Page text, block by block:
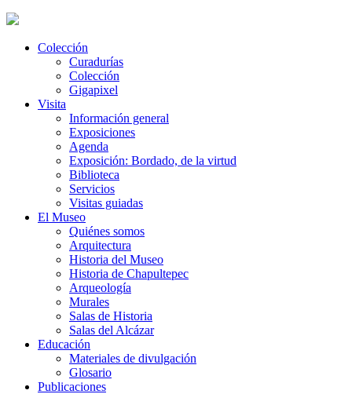
Colección
Curadurías
Colección
Gigapixel
Visita
Información general
Exposiciones
Agenda
Exposición: Bordado, de la virtud
Biblioteca
Servicios
Visitas guiadas
El Museo
Quiénes somos
Arquitectura
Historia del Museo
Historia de Chapultepec
Arqueología
Murales
Salas de Historia
Salas del Alcázar
Educación
Materiales de divulgación
Glosario
Publicaciones